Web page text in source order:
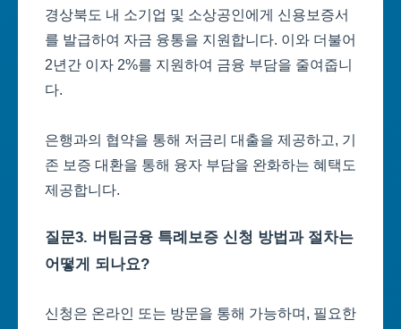
경상북도 내 소기업 및 소상공인에게 신용보증서
를 발급하여 자금 융통을 지원합니다. 이와 더불어
2년간 이자 2%를 지원하여 금융 부담을 줄여줍니
다.
은행과의 협약을 통해 저금리 대출을 제공하고, 기
존 보증 대환을 통해 융자 부담을 완화하는 혜택도
제공합니다.
질문3. 버팀금융 특례보증 신청 방법과 절차는
어떻게 되나요?
신청은 온라인 또는 방문을 통해 가능하며, 필요한